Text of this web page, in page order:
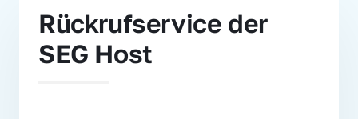
Rückrufservice der
SEG Host